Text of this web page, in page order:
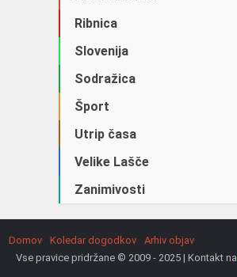
Ribnica
Slovenija
Sodražica
Šport
Utrip časa
Velike Lašče
Zanimivosti
Domov Koledar dogodkov
Arhiv objav
Vse pravice pridržane © 2009 - 2025 | Kontakt na